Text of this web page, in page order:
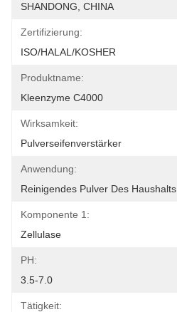
SHANDONG, CHINA
Zertifizierung:
ISO/HALAL/KOSHER
Produktname:
Kleenzyme C4000
Wirksamkeit:
Pulverseifenverstärker
Anwendung:
Reinigendes Pulver Des Haushalts
Komponente 1:
Zellulase
PH:
3.5-7.0
Tätigkeit: